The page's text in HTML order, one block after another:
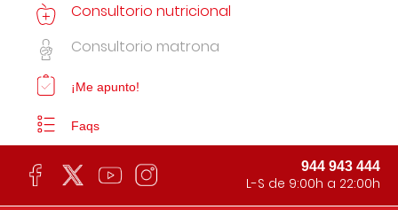
Consultorio nutricional
Consultorio matrona
¡Me apunto!
Faqs
944 943 444
L-S de 9:00h a 22:00h